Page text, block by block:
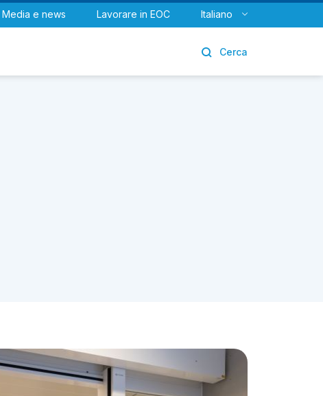
Media e news Lavorare in EOC Italiano
Cerca
Urologia